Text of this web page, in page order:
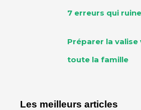
7 erreurs qui
Préparer la valise
toute la famille
Les meilleurs articles